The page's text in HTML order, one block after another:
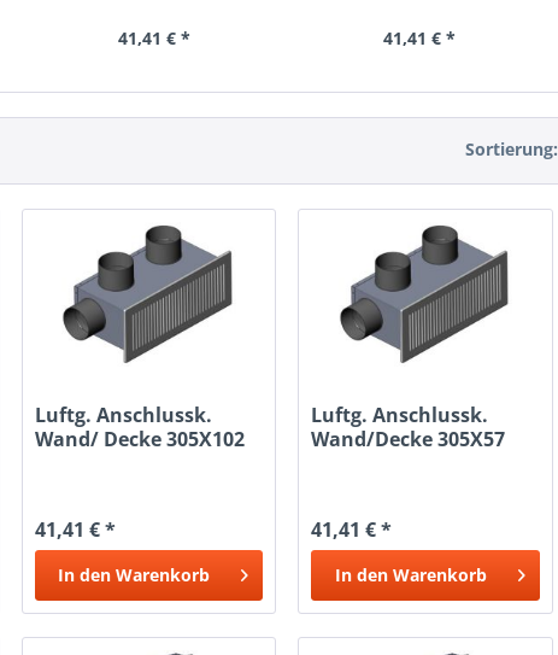
41,41 € * 41,41 € *
Sortierung:
Luftg. Anschlussk.
Wand/ Decke 305X102
41,41 € *
In den Warenkorb
Luftg. Anschlussk.
Wand/Decke 305X57
41,41 € *
In den Warenkorb